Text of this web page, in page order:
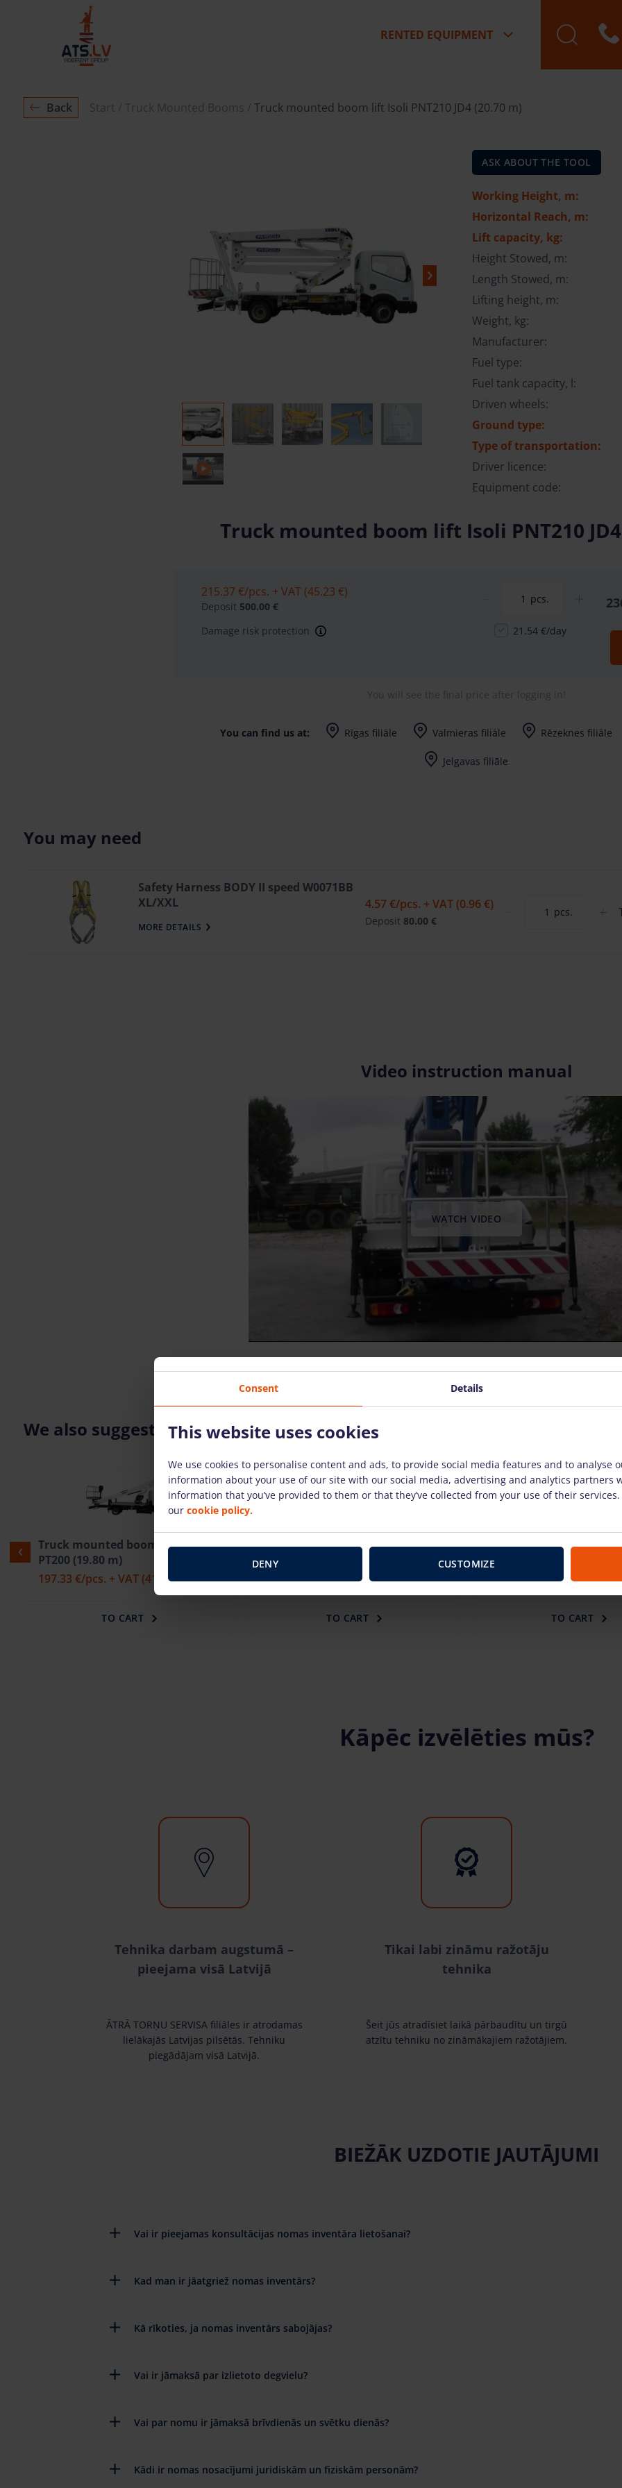
RENTED EQUIPMENT
Back Start Truck Mounted Booms Truck mounted boom lift Isoli PNT210 JD4 (20.70 m)
ASK ABOUT THE TOOL
Working Height, m:
Horizontal Reach, m:
Lift capacity, kg:
Height Stowed, m:
Length Stowed, m:
Lifting height, m:
Weight, kg:
Manufacturer:
Fuel type:
Fuel tank capacity, l:
Driven wheels:
Ground type:
Type of transportation:
Driver licence:
Equipment code:
Truck mounted boom lift Isoli PNT210
215.37 €/pcs. + VAT (45.23 €)
Deposit 500.00 €
pcs.
Damage risk protection 21.54 €/day
You will see the final price after logging in!
You can find us at: Rīgas filiāle Valmieras filiāle Rēzeknes filiāle
Jelgavas filiāle
You may need
Safety Harness BODY II speed W0071BB
XL/XXL
MORE DETAILS
4.57 €/pcs. + VAT (0.96 €)
Deposit 80.00 €
pcs.
Video instruction manual
WATCH VIDEO
We also suggest
Truck mounted boom lift Isoli
PNT205 NH (20 m)
206.35 €/pcs. + VAT (43.33 €)
TO CART
Truck mounted boom lift
Versalift LAT-38-135-H (13.30 m)
177.97 €/pcs. + VAT (37.37 €)
TO CART
RUTHMANN TB290
346.93 €
TO CART
Kāpēc izvēlēties mūs?
Tehnika darbam augstumā –
pieejama visā Latvijā
ĀTRĀ TORŅU SERVISA filiāles ir atrodamas
lielākajās Latvijas pilsētās. Tehniku
piegādājam visā Latvijā.
Tikai labi zināmu ražotāju
tehnika
Šeit jūs atradīsiet laikā pārbaudītu un tirgū
atzītu tehniku no zināmākajiem ražotājiem.
BIEŽĀK UZDOTIE JAUTĀJUMI
Vai ir pieejamas konsultācijas nomas inventāra lietošanai?
Kad man ir jāatgriež nomas inventārs?
Kā rīkoties, ja nomas inventārs sabojājas?
Vai ir jāmaksā par izlietoto degvielu?
Vai par nomu ir jāmaksā brīvdienās un svētku dienās?
Kādi ir nomas nosacījumi juridiskām un fiziskām personām?
Consent Details
This website uses cookies
We use cookies to personalise content and ads, to provide social media features and to analyse
information about your use of our site with our social media, advertising and analytics partners
information that you’ve provided to them or that they’ve collected from your use of their
our cookie policy.
DENY CUSTOMIZE